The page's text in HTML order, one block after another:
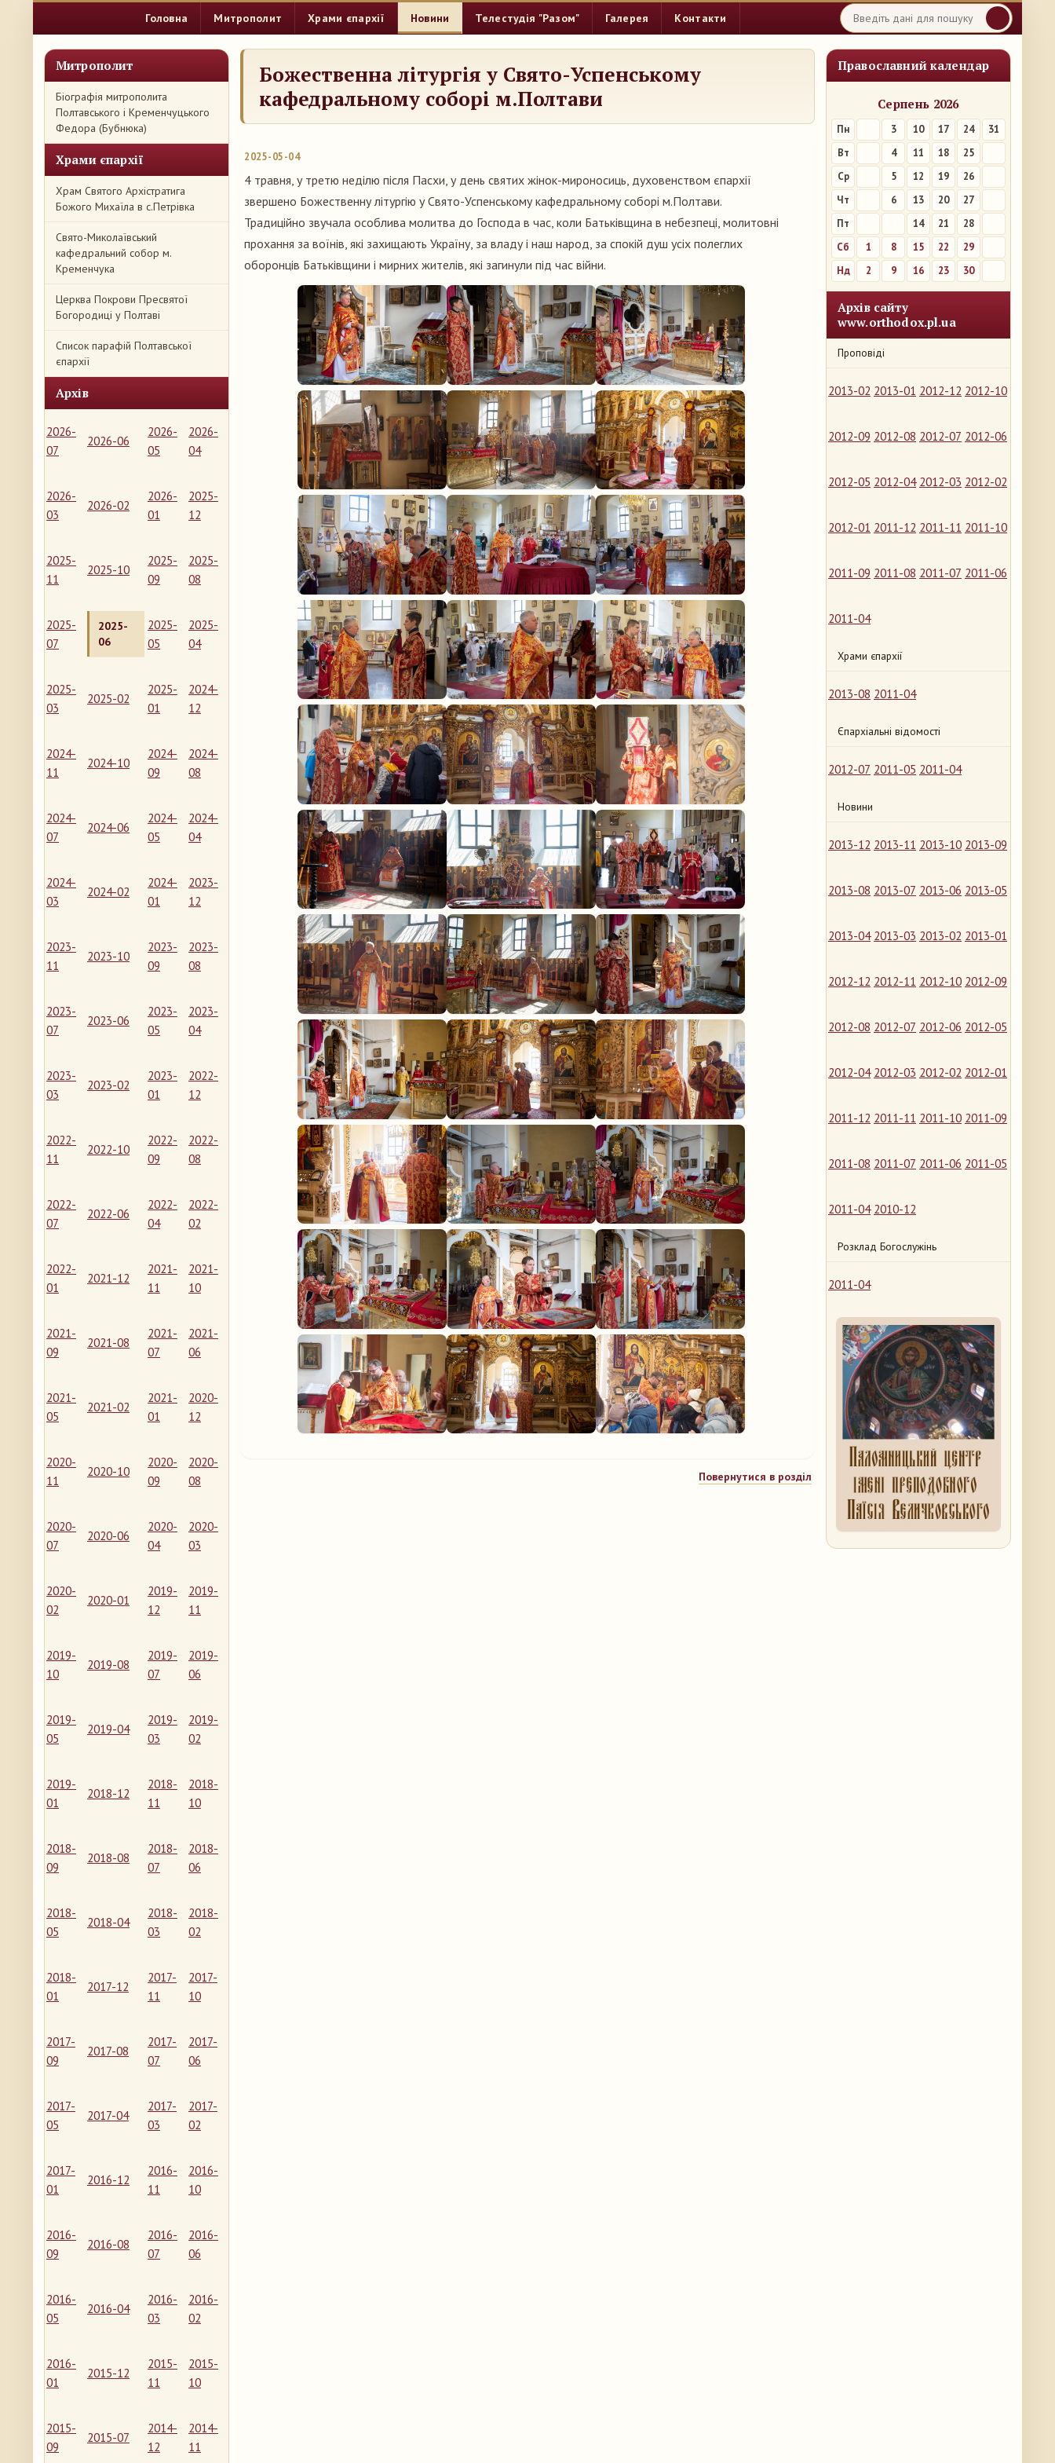
Головна Митрополит Храми єпархії Новини Телестудія "Разом" Галерея Контакти
Митрополит
Біографія митрополита
Полтавського і Кременчуцького
Федора (Бубнюка)
Храми єпархії
Храм Святого Архістратига
Божого Михаїла в с.Петрівка
Свято-Миколаївський
кафедральний собор м.
Кременчука
Церква Покрови Пресвятої
Богородиці у Полтаві
Список парафій Полтавської
єпархії
Архів
2026-
07
2026-06
2026-
05
2026-
04
2026-
03
2026-02
2026-
01
2025-
12
2025-
11
2025-10
2025-
09
2025-
08
2025-
07
2025-
06
2025-
05
2025-
04
2025-
03
2025-02
2025-
01
2024-
12
2024-
11
2024-10
2024-
09
2024-
08
2024-
07
2024-06
2024-
05
2024-
04
2024-
03
2024-02
2024-
01
2023-
12
2023-
11
2023-10
2023-
09
2023-
08
2023-
07
2023-06
2023-
05
2023-
04
2023-
03
2023-02
2023-
01
2022-
12
2022-
11
2022-10
2022-
09
2022-
08
2022-
07
2022-06
2022-
04
2022-
02
2022-
01
2021-12
2021-
11
2021-
10
2021-
09
2021-08
2021-
07
2021-
06
2021-
05
2021-02
2021-
01
2020-
12
2020-
11
2020-10
2020-
09
2020-
08
2020-
07
2020-06
2020-
04
2020-
03
2020-
02
2020-01
2019-
12
2019-
11
2019-
10
2019-08
2019-
07
2019-
06
2019-
05
2019-04
2019-
03
2019-
02
2019-
01
2018-12
2018-
11
2018-
10
2018-
09
2018-08
2018-
07
2018-
06
2018-
05
2018-04
2018-
03
2018-
02
2018-
01
2017-12
2017-
11
2017-
10
2017-
09
2017-08
2017-
07
2017-
06
2017-
05
2017-04
2017-
03
2017-
02
2017-
01
2016-12
2016-
11
2016-
10
2016-
09
2016-08
2016-
07
2016-
06
2016-
05
2016-04
2016-
03
2016-
02
2016-
01
2015-12
2015-
11
2015-
10
2015-
09
2015-07
2014-
12
2014-
11
Православний календар
Серпень 2026
Пн 3 10 17 24
31
Вт
4 11 18
25
Ср
5 12 19
26
Чт
6 13 20
27
Пт
14 21
28
Сб
1 8 15 22
29
Нд
2 9 16 23 30
Архів сайту
www.orthodox.pl.ua
Проповіді
2013-02 2013-01 2012-12 2012-10
2012-09 2012-08 2012-07 2012-06
2012-05 2012-04 2012-03 2012-02
2012-01 2011-12 2011-11 2011-10
2011-09 2011-08 2011-07 2011-06
2011-04
Храми єпархії
2013-08 2011-04
Єпархіальні відомості
2012-07 2011-05 2011-04
Новини
2013-12 2013-11 2013-10 2013-09
2013-08 2013-07 2013-06 2013-05
2013-04 2013-03 2013-02 2013-01
2012-12 2012-11 2012-10 2012-09
2012-08 2012-07 2012-06 2012-05
2012-04 2012-03 2012-02 2012-01
2011-12 2011-11 2011-10 2011-09
2011-08 2011-07 2011-06 2011-05
2011-04 2010-12
Розклад Богослужінь
2011-04
Божественна літургія у Свято-Успенському
кафедральному соборі м.Полтави
2025-05-04
4 травня, у третю неділю після Пасхи, у день святих жінок-мироносиць, духовенством єпархії
звершено Божественну літургію у Свято-Успенському кафедральному соборі м.Полтави.
Традиційно звучала особлива молитва до Господа в час, коли Батьківщина в небезпеці, молитовні
прохання за воїнів, які захищають Україну, за владу і наш народ, за спокій душ усіх полеглих
оборонців Батьківщини і мирних жителів, які загинули під час війни.
Повернутися в розділ